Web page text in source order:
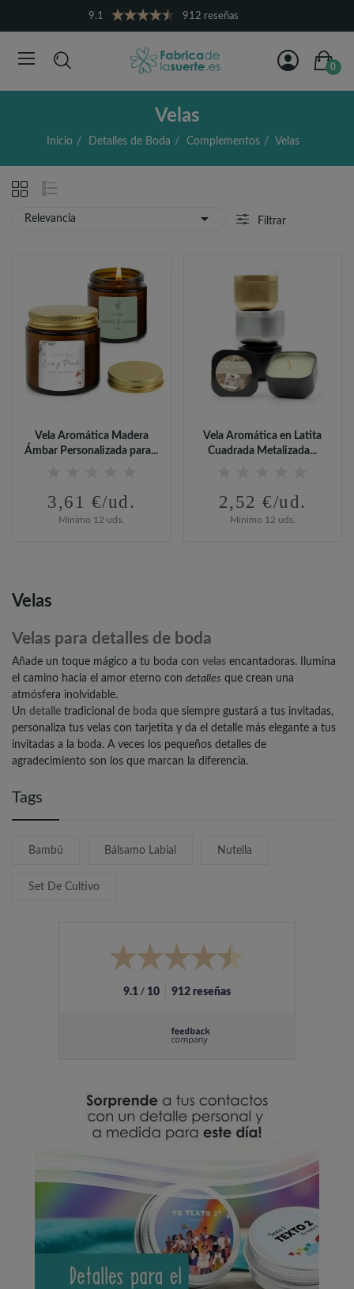
9.1 912 reseñas
0
Velas
Inicio Detalles de Boda Complementos Velas
Tags
Bambú Bálsamo Labial Nutella
Set De Cultivo
9.1 / 10 912 reseñas
Relevancia  Filtrar
Vela Aromática Madera
Ámbar Personalizada para...
3,61 €/ud.
Mínimo 12 uds.
Vela Aromática en Latita
Cuadrada Metalizada...
2,52 €/ud.
Mínimo 12 uds.
Velas
Velas para detalles de boda
Añade un toque mágico a tu boda con velas encantadoras. Ilumina
el camino hacia el amor eterno con detalles que crean una
atmósfera inolvidable.
Un detalle tradicional de boda que siempre gustará a tus invitadas,
personaliza tus velas con tarjetita y da el detalle más elegante a tus
invitadas a la boda. A veces los pequeños detalles de
agradecimiento son los que marcan la diferencia.